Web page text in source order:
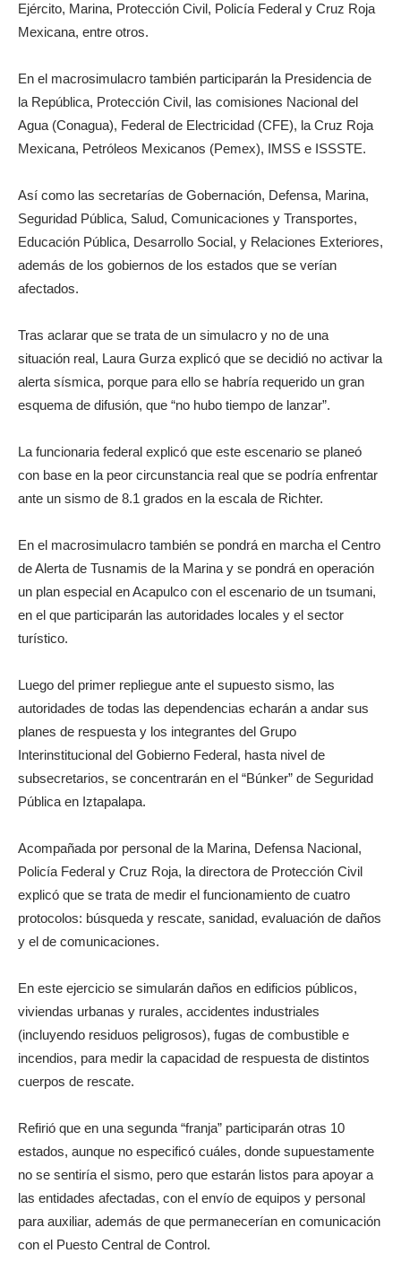
Ejército, Marina, Protección Civil, Policía Federal y Cruz Roja
Mexicana, entre otros.
En el macrosimulacro también participarán la Presidencia de
la República, Protección Civil, las comisiones Nacional del
Agua (Conagua), Federal de Electricidad (CFE), la Cruz Roja
Mexicana, Petróleos Mexicanos (Pemex), IMSS e ISSSTE.
Así como las secretarías de Gobernación, Defensa, Marina,
Seguridad Pública, Salud, Comunicaciones y Transportes,
Educación Pública, Desarrollo Social, y Relaciones Exteriores,
además de los gobiernos de los estados que se verían
afectados.
Tras aclarar que se trata de un simulacro y no de una
situación real, Laura Gurza explicó que se decidió no activar la
alerta sísmica, porque para ello se habría requerido un gran
esquema de difusión, que “no hubo tiempo de lanzar”.
La funcionaria federal explicó que este escenario se planeó
con base en la peor circunstancia real que se podría enfrentar
ante un sismo de 8.1 grados en la escala de Richter.
En el macrosimulacro también se pondrá en marcha el Centro
de Alerta de Tusnamis de la Marina y se pondrá en operación
un plan especial en Acapulco con el escenario de un tsumani,
en el que participarán las autoridades locales y el sector
turístico.
Luego del primer repliegue ante el supuesto sismo, las
autoridades de todas las dependencias echarán a andar sus
planes de respuesta y los integrantes del Grupo
Interinstitucional del Gobierno Federal, hasta nivel de
subsecretarios, se concentrarán en el “Búnker” de Seguridad
Pública en Iztapalapa.
Acompañada por personal de la Marina, Defensa Nacional,
Policía Federal y Cruz Roja, la directora de Protección Civil
explicó que se trata de medir el funcionamiento de cuatro
protocolos: búsqueda y rescate, sanidad, evaluación de daños
y el de comunicaciones.
En este ejercicio se simularán daños en edificios públicos,
viviendas urbanas y rurales, accidentes industriales
(incluyendo residuos peligrosos), fugas de combustible e
incendios, para medir la capacidad de respuesta de distintos
cuerpos de rescate.
Refirió que en una segunda “franja” participarán otras 10
estados, aunque no especificó cuáles, donde supuestamente
no se sentiría el sismo, pero que estarán listos para apoyar a
las entidades afectadas, con el envío de equipos y personal
para auxiliar, además de que permanecerían en comunicación
con el Puesto Central de Control.